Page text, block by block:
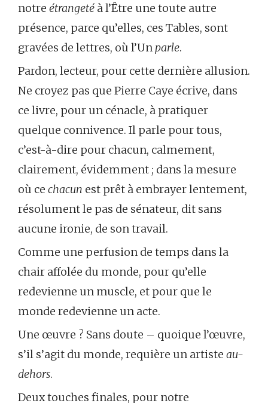
notre étrangeté à l’Être une toute autre
présence, parce qu’elles, ces Tables, sont
gravées de lettres, où l’Un parle.
Pardon, lecteur, pour cette dernière allusion.
Ne croyez pas que Pierre Caye écrive, dans
ce livre, pour un cénacle, à pratiquer
quelque connivence. Il parle pour tous,
c’est-à-dire pour chacun, calmement,
clairement, évidemment ; dans la mesure
où ce chacun est prêt à embrayer lentement,
résolument le pas de sénateur, dit sans
aucune ironie, de son travail.
Comme une perfusion de temps dans la
chair affolée du monde, pour qu’elle
redevienne un muscle, et pour que le
monde redevienne un acte.
Une œuvre ? Sans doute – quoique l’œuvre,
s’il s’agit du monde, requière un artiste au-
dehors.
Deux touches finales, pour notre